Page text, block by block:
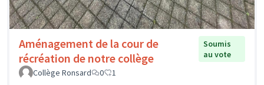
Aménagement de la cour de
récréation de notre collège
Soumis
au vote
Collège Ronsard
0 1